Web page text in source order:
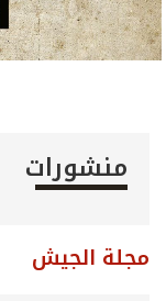
منشورات
مجلة الجيش